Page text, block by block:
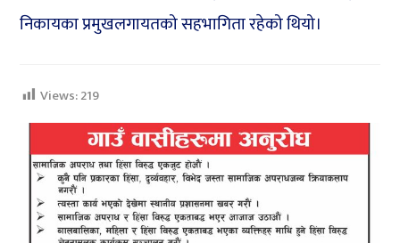
निकायका प्रमुखलगायतको सहभागिता रहेको थियो।
Views:219